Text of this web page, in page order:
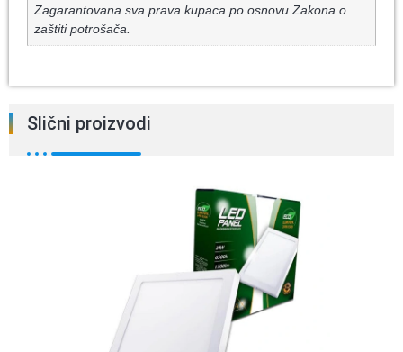
Zagarantovana sva prava kupaca po osnovu Zakona o
zaštiti potrošača.
Slični proizvodi